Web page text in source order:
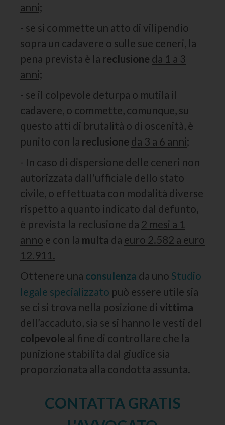
anni;
- se si commette un atto di vilipendio
sopra un cadavere o sulle sue ceneri, la
pena prevista è la reclusione da 1 a 3
anni;
- se il colpevole deturpa o mutila il
cadavere, o commette, comunque, su
questo atti di brutalità o di oscenità, è
punito con la reclusione da 3 a 6 anni;
- In caso di dispersione delle ceneri non
autorizzata dall'ufficiale dello stato
civile, o effettuata con modalità diverse
rispetto a quanto indicato dal defunto,
è prevista la reclusione da 2 mesi a 1
anno e con la multa da euro 2.582 a euro
12.911.
Ottenere una consulenza da uno Studio
legale specializzato può essere utile sia
se ci si trova nella posizione di vittima
dell’accaduto, sia se si hanno le vesti del
colpevole al fine di controllare che la
punizione stabilita dal giudice sia
proporzionata alla condotta assunta.
CONTATTA GRATIS